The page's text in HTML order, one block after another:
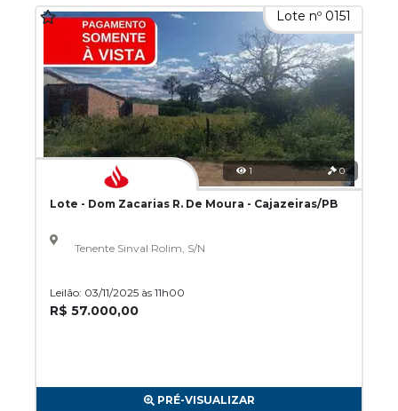
Lote nº 0151
1 0
Lote - Dom Zacarias R. De Moura - Cajazeiras/PB
Tenente Sinval Rolim, S/N
Leilão: 03/11/2025 às 11h00
R$ 57.000,00
PRÉ-VISUALIZAR